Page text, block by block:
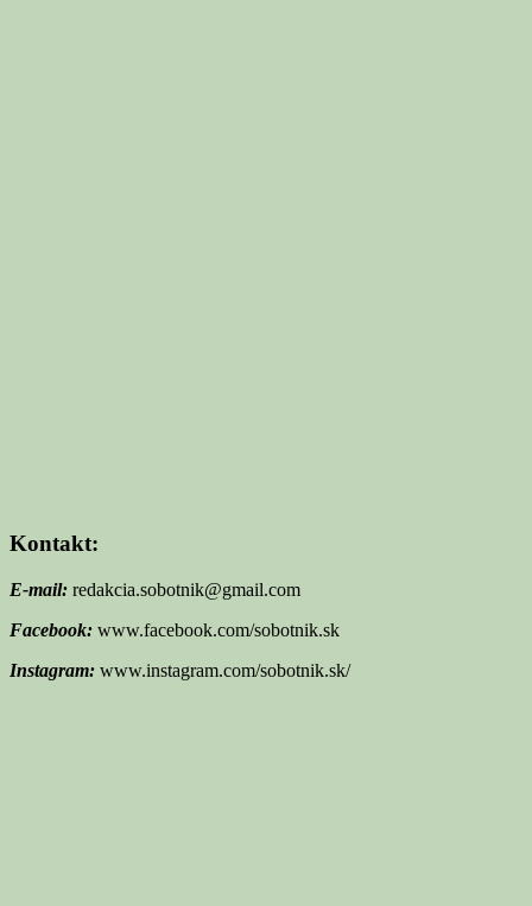
Kontakt:
E-mail: redakcia.sobotnik@gmail.com
Facebook: www.facebook.com/sobotnik.sk
Instagram: www.instagram.com/sobotnik.sk/